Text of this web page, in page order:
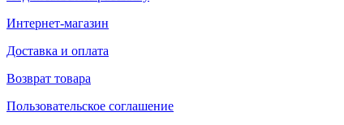
Интернет-магазин
Доставка и оплата
Возврат товара
Пользовательское соглашение